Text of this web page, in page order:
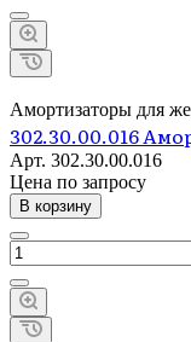
Амортизаторы для
302.30.00.016
Арт. 302.30.00.016
Цена по запросу
В корзину